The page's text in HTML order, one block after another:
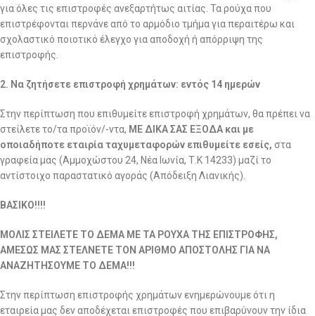
για όλες τις επιστροφές ανεξαρτήτως αιτίας. Τα ρούχα που
επιστρέφονται περνάνε από το αρμόδιο τμήμα για περαιτέρω και
σχολαστικό ποιοτικό έλεγχο για αποδοχή ή απόρριψη της
επιστροφής.
2. Να ζητήσετε επιστροφή χρημάτων: εντός 14 ημερών
Στην περίπτωση που επιθυμείτε επιστροφή χρημάτων, θα πρέπει να
στείλετε το/τα προϊόν/-ντα, ΜΕ ΔΙΚΑ ΣΑΣ ΕΞΟΔΑ και με
οποιαδήποτε εταιρία ταχυμεταφορών επιθυμείτε εσείς, στα
γραφεία μας (Αμμοχώστου 24, Νέα Ιωνία, Τ.Κ 14233) μαζί το
αντίστοιχο παραστατικό αγοράς (Απόδειξη Λιανικής).
ΒΑΣΙΚΟ!!!!
ΜΟΛΙΣ ΣΤΕΙΛΕΤΕ ΤΟ ΔΕΜΑ ΜΕ ΤΑ ΡΟΥΧΑ ΤΗΣ ΕΠΙΣΤΡΟΦΗΣ,
ΑΜΕΣΩΣ ΜΑΣ ΣΤΕΛΝΕΤΕ ΤΟΝ ΑΡΙΘΜΟ ΑΠΟΣΤΟΛΗΣ ΓΙΑ ΝΑ
ΑΝΑΖΗΤΗΣΟΥΜΕ ΤΟ ΔΕΜΑ!!!
Στην περίπτωση επιστροφής χρημάτων ενημερώνουμε ότι η
εταιρεία μας δεν αποδέχεται επιστροφές που επιβαρύνουν την ίδια